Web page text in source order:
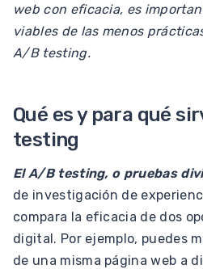
web con eficacia, es
viables de las menos
A/B testing.
Qué es y para qué
testing
El A/B testing, o pruebas
de investigación de
compara la eficacia de dos
digital. Por ejemplo, puedes
de una misma página web a